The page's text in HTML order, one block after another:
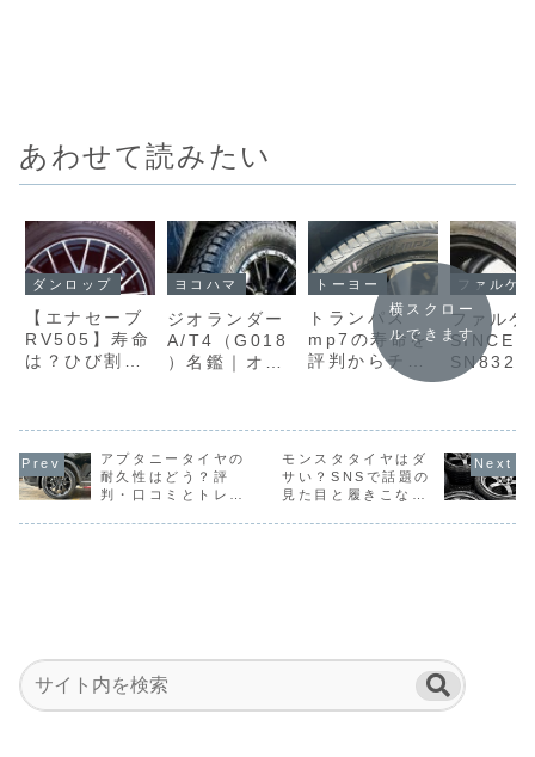
あわせて読みたい
ダンロップ
【エナセーブ
RV505】寿命
は？ひび割れ
ヨコハマ
ジオランダー
A/T4（G018
）名鑑｜オン
オールテレー
トーヨー
トランパス
mp7の寿命を
評判からチェ
ック！ひび割
ファルケ
ファルケ
SN832
｜日常性
シックサ
横スクロー
ルできます
アプタニータイヤの
耐久性はどう？評
判・口コミとトレッ
モンスタタイヤはダ
サい？SNSで話題の
見た目と履きこなし